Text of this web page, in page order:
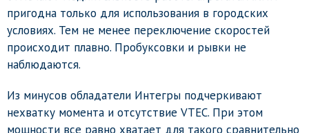
пригодна только для использования в городских
условиях. Тем не менее переключение скоростей
происходит плавно. Пробуксовки и рывки не
наблюдаются.
Из минусов обладатели Интегры подчеркивают
нехватку момента и отсутствие VTEC. При этом
мощности все равно хватает для такого сравнительно